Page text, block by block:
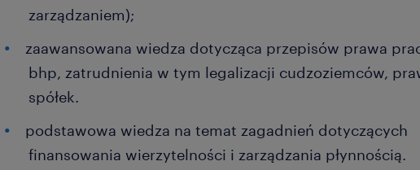
zarządzaniem);
zaawansowana wiedza dotycząca przepisów prawa
bhp, zatrudnienia w tym legalizacji cudzoziemców,
spółek.
podstawowa wiedza na temat zagadnień dotyczących
finansowania wierzytelności i zarządzania płynnością.